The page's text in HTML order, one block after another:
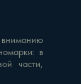
в
части,